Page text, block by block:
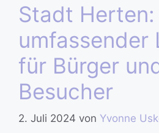
Stadt Herten:
umfassender
für Bürger
Besucher
2. Juli 2024 von Yvonne